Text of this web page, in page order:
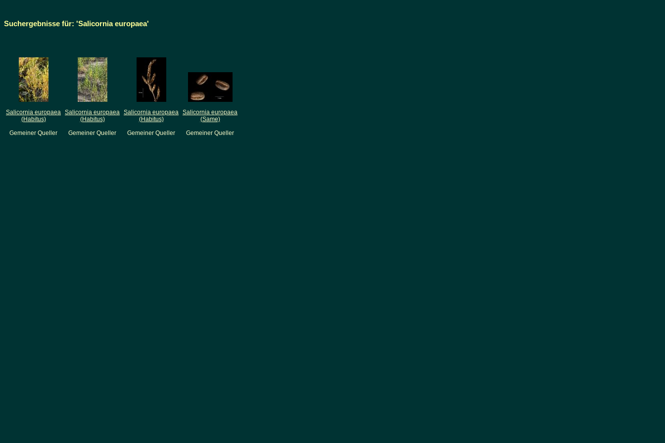
Suchergebnisse für: 'Salicornia europaea'
Salicornia europaea
(Habitus)
Gemeiner Queller
Salicornia europaea
(Habitus)
Gemeiner Queller
Salicornia europaea
(Habitus)
Gemeiner Queller
Salicornia europaea
(Same)
Gemeiner Queller